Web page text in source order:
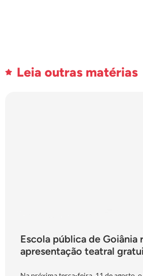
Leia outras matérias
Escola pública de Goiânia
apresentação teatral